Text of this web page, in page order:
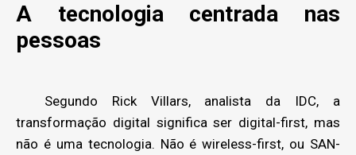
A tecnologia centrada nas
pessoas
Segundo Rick Villars, analista da IDC, a
transformação digital significa ser digital-first, mas
não é uma tecnologia. Não é wireless-first, ou SAN-